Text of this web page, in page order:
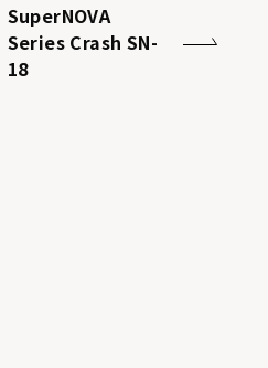
SuperNOVA
Series Crash SN-
18